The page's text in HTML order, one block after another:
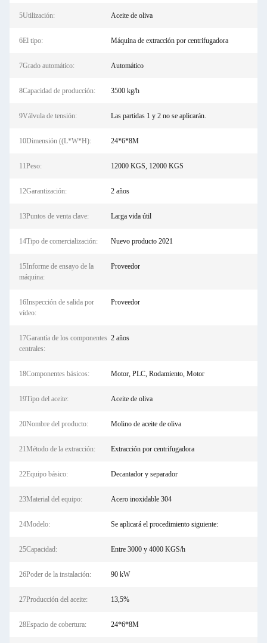
5Utilización: Aceite de oliva
6El tipo: Máquina de extracción por centrifugadora
7Grado automático: Automático
8Capacidad de producción: 3500 kg/h
9Válvula de tensión: Las partidas 1 y 2 no se aplicarán.
10Dimensión ((L*W*H): 24*6*8M
11Peso: 12000 KGS, 12000 KGS
12Garantización: 2 años
13Puntos de venta clave: Larga vida útil
14Tipo de comercialización: Nuevo producto 2021
15Informe de ensayo de la
máquina:
Proveedor
16Inspección de salida por
vídeo:
Proveedor
17Garantía de los componentes
centrales:
2 años
18Componentes básicos: Motor, PLC, Rodamiento, Motor
19Tipo del aceite: Aceite de oliva
20Nombre del producto: Molino de aceite de oliva
21Método de la extracción: Extracción por centrifugadora
22Equipo básico: Decantador y separador
23Material del equipo: Acero inoxidable 304
24Modelo: Se aplicará el procedimiento siguiente:
25Capacidad: Entre 3000 y 4000 KGS/h
26Poder de la instalación: 90 kW
27Producción del aceite: 13,5%
28Espacio de cobertura: 24*6*8M